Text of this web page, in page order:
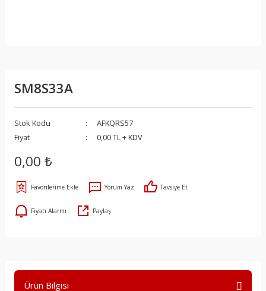
SM8S33A
Stok Kodu
AFKQRS57
Fiyat
0,00 TL + KDV
0,00 ₺
Yorum Yaz Tavsiye Et
Fiyatı Alarmı Paylaş
Ürün Bilgisi